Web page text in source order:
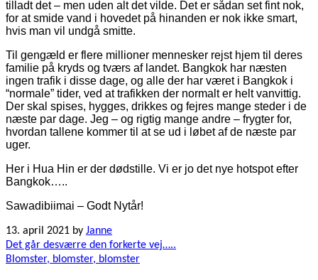
tilladt det – men uden alt det vilde. Det er sådan set fint nok,
for at smide vand i hovedet på hinanden er nok ikke smart,
hvis man vil undgå smitte.
Til gengæld er flere millioner mennesker rejst hjem til deres
familie på kryds og tværs af landet. Bangkok har næsten
ingen trafik i disse dage, og alle der har været i Bangkok i
“normale” tider, ved at trafikken der normalt er helt vanvittig.
Der skal spises, hygges, drikkes og fejres mange steder i de
næste par dage. Jeg – og rigtig mange andre – frygter for,
hvordan tallene kommer til at se ud i løbet af de næste par
uger.
Her i Hua Hin er der dødstille. Vi er jo det nye hotspot efter
Bangkok…..
Sawadibiimai – Godt Nytår!
13. april 2021 by Janne
Indlægsnavigation
Det går desværre den forkerte vej…..
Blomster, blomster, blomster